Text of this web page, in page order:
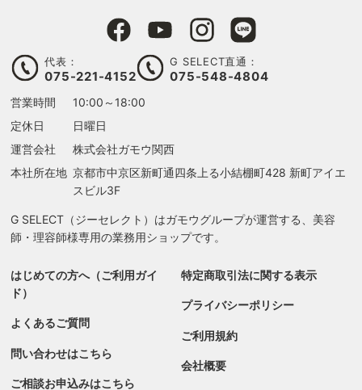
代表：
075-221-4152
G SELECT直通：
075-548-4804
営業時間
10:00～18:00
定休日
日曜日
運営会社
株式会社ガモウ関西
本社所在地 京都市中京区新町通四条上る小結棚町428 新町アイエ
スビル3F
G SELECT（ジーセレクト）はガモウグループが運営する、美容
師・理容師様専用の業務用ショップです。
はじめての方へ（ご利用ガイ
ド）
よくあるご質問
問い合わせはこちら
ご相談お申込みはこちら
特定商取引法に関する表示
プライバシーポリシー
ご利用規約
会社概要